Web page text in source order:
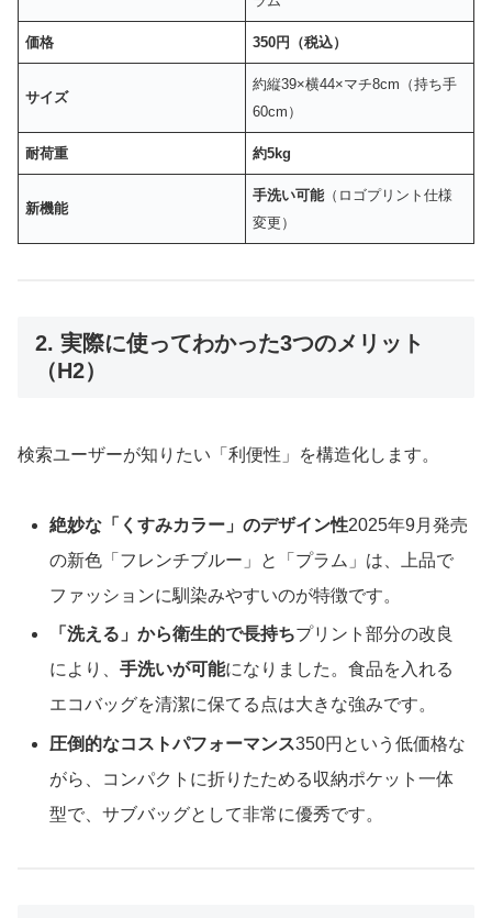
価格 350円（税込）
サイズ
約縦39×横44×マチ8cm（持ち手
60cm）
耐荷重 約5kg
新機能
手洗い可能 （ロゴプリント仕様
変更）
2. 実際に使ってわかった3つのメリット
（H2）
検索ユーザーが知りたい「利便性」を構造化します。
絶妙な「くすみカラー」のデザイン性2025年9月発売
の新色「フレンチブルー」と「プラム」は、上品で
ファッションに馴染みやすいのが特徴です。
「洗える」から衛生的で長持ちプリント部分の改良
により、手洗いが可能になりました。食品を入れる
エコバッグを清潔に保てる点は大きな強みです。
圧倒的なコストパフォーマンス350円という低価格な
がら、コンパクトに折りたためる収納ポケット一体
型で、サブバッグとして非常に優秀です。